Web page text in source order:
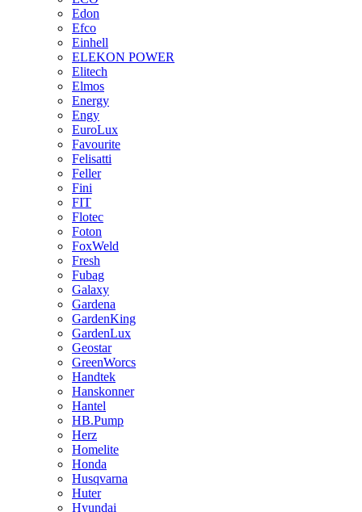
Edon
Efco
Einhell
ELEKON POWER
Elitech
Elmos
Energy
Engy
EuroLux
Favourite
Felisatti
Feller
Fini
FIT
Flotec
Foton
FoxWeld
Fresh
Fubag
Galaxy
Gardena
GardenKing
GardenLux
Geostar
GreenWorcs
Handtek
Hanskonner
Hantel
HB.Pump
Herz
Homelite
Honda
Husqvarna
Huter
Hyundai